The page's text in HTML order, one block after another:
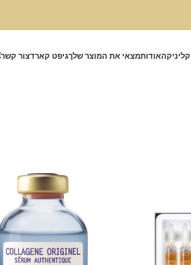
אודותמצאי את המוצר שלךגיפט קארדצור קשר